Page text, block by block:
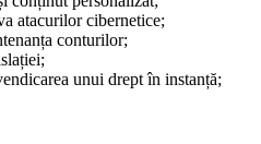
atacurilor cibernetice;
conturilor;
unui drept în instanță;